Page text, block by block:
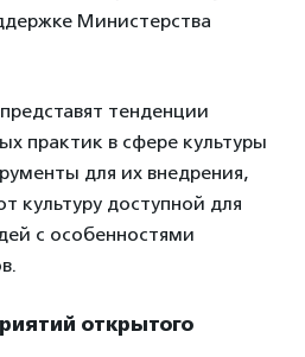
Министерства
тенденции
практик в сфере культуры
для их внедрения,
культуру доступной для
с особенностями
открытого